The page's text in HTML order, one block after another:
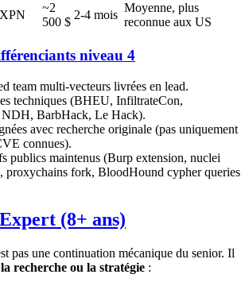
~2
500 $
2-4 mois
Moyenne, plus
reconnue aux US
niveau 4
team multi-vecteurs livrées en lead.
techniques (BHEU, InfiltrateCon,
BarbHack, Le Hack).
avec recherche originale (pas uniquement
connues).
publics maintenus (Burp extension, nuclei
proxychains fork, BloodHound cypher queries
(8+ ans)
pas une continuation mécanique du senior. Il
recherche ou la stratégie :